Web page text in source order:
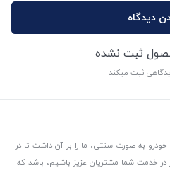
دیدگاه
ثبت نشده
ثبت میکند
به صورت سنتی، ما را بر آن داشت تا در
خدمت شما مشتریان عزیز باشیم، باشد که